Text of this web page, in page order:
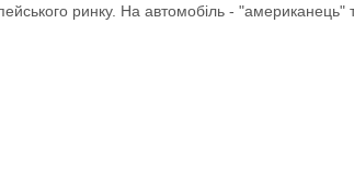
ринку. На автомобіль -